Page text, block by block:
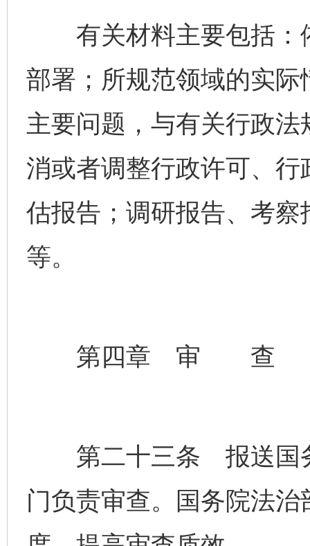
有关材料主要包括：
部署；所规范领域的实
主要问题，与有关行政
消或者调整行政许可、
估报告；调研报告、考
等。
第四章 审 查
第二十三条 报送国务
门负责审查。国务院法